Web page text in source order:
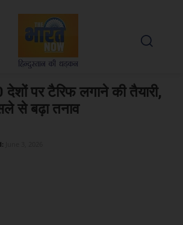
पर टैरिफ लगाने की तैयारी,
से बढ़ा तनाव